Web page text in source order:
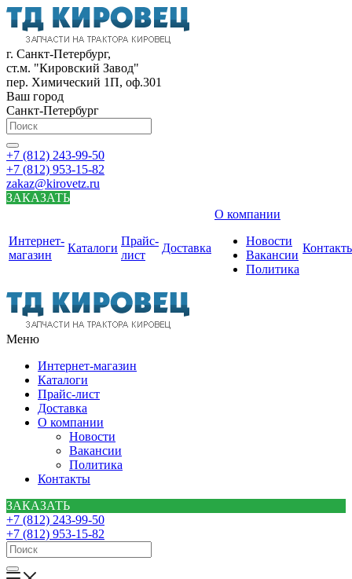
г. Санкт-Петербург,
ст.м. "Кировский Завод"
пер. Химический 1П, оф.301
Ваш город
Санкт-Петербург
+7 (812) 243-99-50
+7 (812) 953-15-82
zakaz@kirovetz.ru
ЗАКАЗАТЬ
Интернет-
магазин
Каталоги
Прайс-
лист
Доставка
О компании
Новости
Вакансии
Политика
Меню
Интернет-магазин
Каталоги
Прайс-лист
Доставка
О компании
Новости
Вакансии
Политика
Контакты
ЗАКАЗАТЬ
+7 (812) 243-99-50
+7 (812) 953-15-82